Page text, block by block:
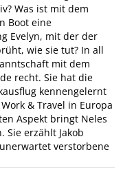
Was ist mit dem
Boot eine
Evelyn, mit der der
wie sie tut? In all
mit dem
recht. Sie hat die
kennengelernt
& Travel in Europa
Aspekt bringt Neles
erzählt Jakob
verstorbene